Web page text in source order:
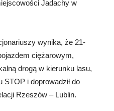
Jadachy w
wynika, że 21-
ciężarowym,
drogą w kierunku lasu,
STOP i doprowadził do
Rzeszów – Lublin.